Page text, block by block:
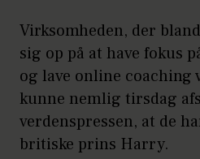
Virksomheden, der
sig op på at have fokus
og lave online coaching
kunne nemlig tirsdag
verdenspressen, at de
britiske prins Harry.